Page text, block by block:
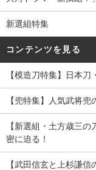
新選組特集
コンテンツを見る
【模造刀特集】日本
【兜特集】人気武将
【新選組・土方歳三
密に迫る！
【武田信玄と上杉謙